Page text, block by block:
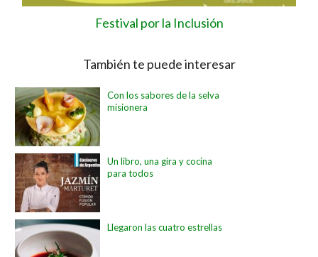
Festival por la Inclusión
También te puede interesar
Con los sabores de la selva
misionera
Un libro, una gira y cocina
para todos
Llegaron las cuatro estrellas